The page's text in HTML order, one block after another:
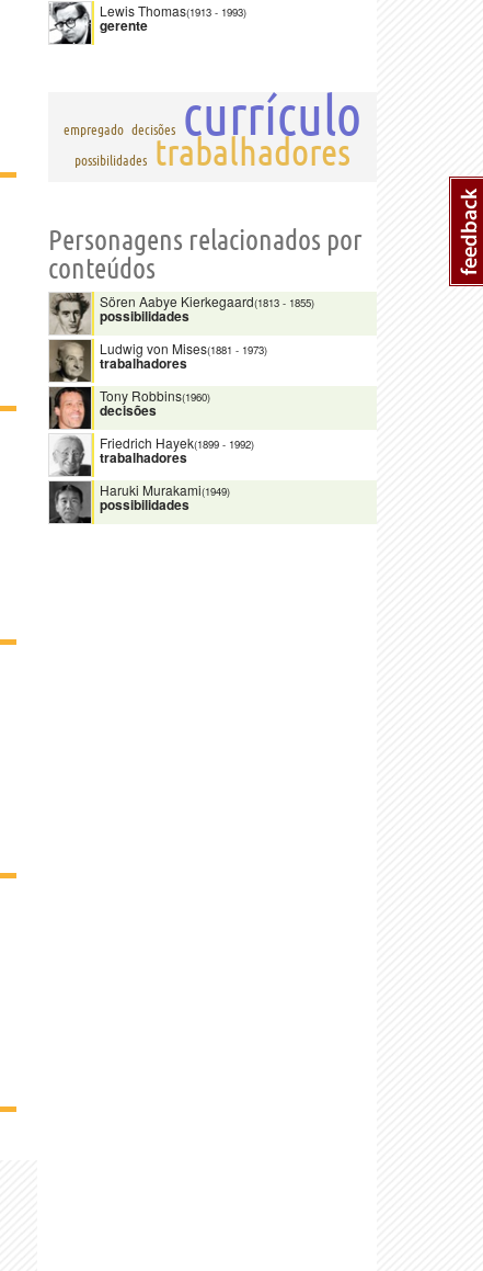
Lewis Thomas(1913 - 1993)
gerente
empregado decisões currículo
possibilidades trabalhadores
Personagens relacionados por
conteúdos
Sören Aabye Kierkegaard(1813 - 1855)
possibilidades
Ludwig von Mises(1881 - 1973)
trabalhadores
Tony Robbins(1960)
decisões
Friedrich Hayek(1899 - 1992)
trabalhadores
Haruki Murakami(1949)
possibilidades